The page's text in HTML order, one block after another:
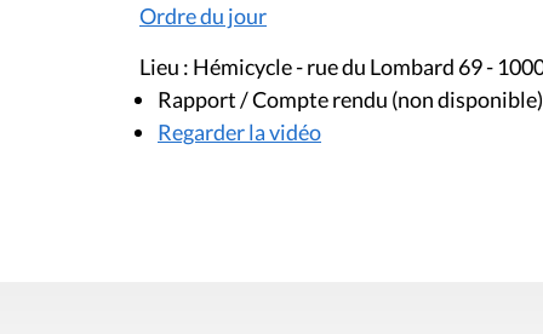
Ordre du jour
Lieu : Hémicycle - rue du Lombard 69 -
Rapport / Compte rendu (non disponible)
Regarder la vidéo